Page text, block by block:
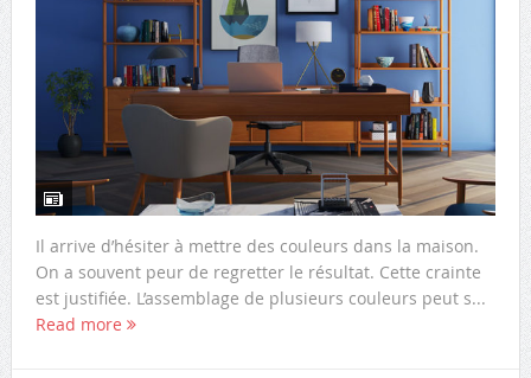
Il arrive d’hésiter à mettre des couleurs dans la maison.
On a souvent peur de regretter le résultat. Cette crainte
est justifiée. L’assemblage de plusieurs couleurs peut s...
Read more